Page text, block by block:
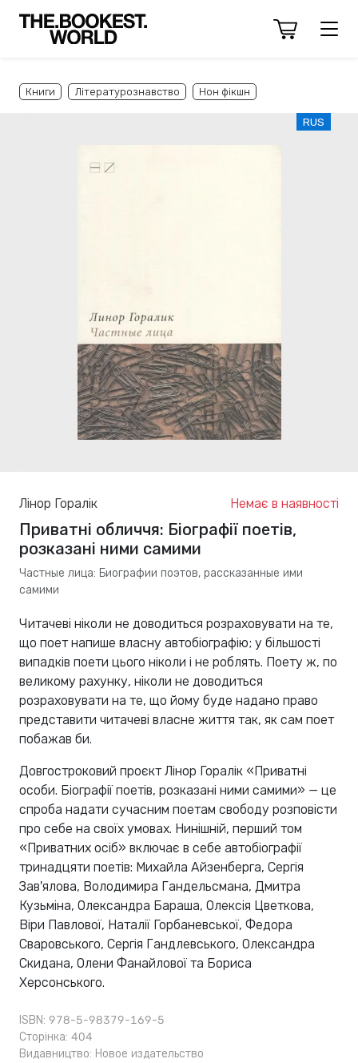
Книги Літературознавство Нон фікшн
RUS
Лінор Горалік Немає в наявності
Приватні обличчя: Біографії поетів,
розказані ними самими
Частные лица: Биографии поэтов, рассказанные ими
самими
Читачеві ніколи не доводиться розраховувати на те,
що поет напише власну автобіографію; у більшості
випадків поети цього ніколи і не роблять. Поету ж, по
великому рахунку, ніколи не доводиться
розраховувати на те, що йому буде надано право
представити читачеві власне життя так, як сам поет
побажав би.
Довгостроковий проєкт Лінор Горалік «Приватні
особи. Біографії поетів, розказані ними самими» — це
спроба надати сучасним поетам свободу розповісти
про себе на своїх умовах. Нинішній, перший том
«Приватних осіб» включає в себе автобіографії
тринадцяти поетів: Михайла Айзенберга, Сергія
Зав'ялова, Володимира Гандельсмана, Дмитра
Кузьміна, Олександра Бараша, Олексія Цветкова,
Віри Павлової, Наталії Горбаневської, Федора
Сваровського, Сергія Гандлевського, Олександра
Скидана, Олени Фанайлової та Бориса
Херсонського.
ISBN: 978-5-98379-169-5
Сторінка: 404
Видавництво: Новое издательство